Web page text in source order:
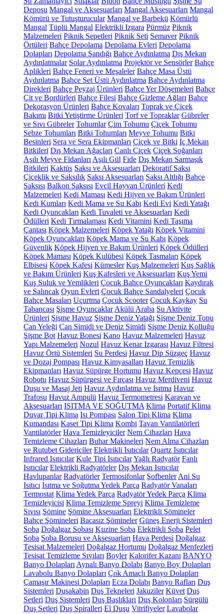
Deposu Mangal ve Aksesuarları Mangal Aksesuarları Mangal
Kömürü ve Tutuşturucular Mangal ve Barbekü Kömürlü
Mangal Tüplü Mangal Elektrikli Izgara Pürmüz Piknik
Malzemeleri Piknik Sepetleri Piknik Seti Semaver Piknik
Örtüleri Bahçe Depolama Depolama Evleri Depolama
Dolapları Depolama Sandığı Bahçe Aydınlatma Dış Mekan
Aydınlatmalar Solar Aydınlatma Projektör ve Sensörler Bahçe
Aplikleri Bahçe Feneri ve Meşaleler Bahçe Masa Üstü
Aydınlatma Bahçe Set Üstü Aydınlatma Bahçe Aydınlatma
Direkleri Bahçe Peyzaj Ürünleri Bahçe Yer Döşemeleri Bahçe
Çit ve Bordürleri Bahçe Filesi Bahçe Gizleme Ağları Bahçe
Dekorasyon Ürünleri Bahçe Kovaları Toprak ve Çiçek
Bakımı Bitki Yetiştirme Ürünleri Torf ve Topraklar Gübreler
ve Sıvı Gübreler Tohumlar Çim Tohumu Çiçek Tohumu
Sebze Tohumları Bitki Tohumları Meyve Tohumu Bitki
Besinleri Sera ve Sera Ekipmanları Çiçek ve Bitki İç Mekan
Bitkileri Dış Mekan Ağaçları Canlı Çiçek Çiçek Soğanları
Aşılı Meyve Fidanları Aşılı Gül Fide Dış Mekan Sarmaşık
Bitkileri Kaktüs Saksı ve Aksesuarları Dekoratif Saksı
Çiçeklik ve Saksılık Saksı Aksesuarları Saksı Altlığı Bahçe
Saksısı Balkon Saksısı Evcil Hayvan Ürünleri Kedi
Malzemeleri Kedi Maması Kedi Hijyen ve Bakım Ürünleri
Kedi Kumları Kedi Mama ve Su Kabı Kedi Evi Kedi Yatağı
Kedi Oyuncakları Kedi Tuvaleti ve Aksesuarları Kedi
Ödülleri Kedi Tırmalaması Kedi Vitamini Kedi Taşıma
Çantası Köpek Malzemeleri Köpek Yatağı Köpek Vitamini
Köpek Oyuncakları Köpek Mama ve Su Kabı Köpek
Güvenlik Köpek Hijyen ve Bakım Ürünleri Köpek Ödülleri
Köpek Maması Köpek Kulübesi Köpek Tasmaları Köpek
Elbisesi Köpek Kafesi Kümesler Kuş Malzemeleri Kuş Sağlık
ve Bakım Ürünleri Kuş Kafesleri ve Aksesuarları Kuş Yemi
Kuş Suluk ve Yemlikleri Çocuk Bahçe Oyuncakları Kaydırak
ve Salıncak Oyun Evleri Çocuk Bahçe Sandalyeleri Çocuk
Bahçe Masaları Uçurtma Çocuk Scooter Çocuk Kaykay Su
Tabancası Şişme Oyuncaklar Akülü Araba Su Aktivite
Ürünleri Şişme Havuz Şişme Deniz Yatağı Şişme Deniz Topu
Can Yeleği Can Simidi ve Deniz Simidi Şişme Deniz Kolluğu
Şişme Bot Havuz Bonesi Kano Havuz Malzemeleri Havuz
Yapı Malzemeleri Nozul Havuz Kenar Izgarası Havuz Filtresi
Havuz Örtü Sistemleri Su Perdesi Havuz Dip Süzgeç Havuz
ve Dozaj Pompası Havuz Kimyasalları Havuz Temizlik
Ekipmanları Havuz Süpürge Hortumu Havuz Kepçesi Havuz
Robotu Havuz Süpürgesi ve Fırçası Havuz Merdiveni Havuz
Duşu ve Masaj Jeti Havuz Aydınlatma ve Isıtma Havuz
Trafosu Havuz Ampulü Havuz Termometresi Karavan ve
Aksesuarları ISITMA VE SOĞUTMA Klima Portatif Klima
Duvar Tipi Klima Isı Pompası Salon Tipi Klima Klima
Kumandası Kaset Tipi Klima Kombi Tavan Vantilatörleri
Vantilatörler Hava Temizleyiciler Nem Cihazları Hava
Temizleme Cihazları Buhar Makineleri Nem Alma Cihazları
ve Rutubet Gidericiler Elektrikli Isıtıcılar Quartz Isıtıcılar
Infrared Isıtıcılar Kule Tipi IsıtıcılarYağlı Radyatör Fanlı
Isıtıcılar Elektrikli Radyatörler Dış Mekan Isıtıcılar
Havlupanlar Radyatörler Termosifonlar Şofbenler Ani Su
Isıtıcı Isıtma ve Soğutma Yedek Parça Radyatör Vanaları
Termostat Klima Yedek Parça Radyatör Yedek Parça Klima
Temizleyicisi Klima Temizleme Spreyi Klima Temizleme
Sıvısı Şömine Şömine Aksesuarları Elektrikli Şömineler
Bahçe Şömineleri Bacasız Şömineler Güneş Enerji Sistemleri
Soba Doğalgaz Sobası Kuzine Soba Elektrikli Soba Pelet
Soba Soba Borusu ve Aksesuarları Hava Perdesi Doğalgaz
Tesisat Malzemeleri Doğalgaz Hortumu Doğalgaz Menfezleri
Tesisat Temizleme Sıvıları Boyler Kalorifer Kazanı BANYO
Banyo Dolapları Aynalı Banyo Dolabı Banyo Boy Dolapları
Lavabolu Banyo Dolapları Çok Amaçlı Banyo Dolapları
Çamaşır Makinesi Dolapları Ecza Dolabı Banyo Rafları Duş
Sistemleri Duşakabin Duş Tekneleri Jakuziler Küvet Duş
Setleri Duş Sistemleri Duş Başlıkları Duş Kolonları Sürgülü
Duş Setleri Duş Spiralleri El Duşu Vitrifiyeler Lavabolar